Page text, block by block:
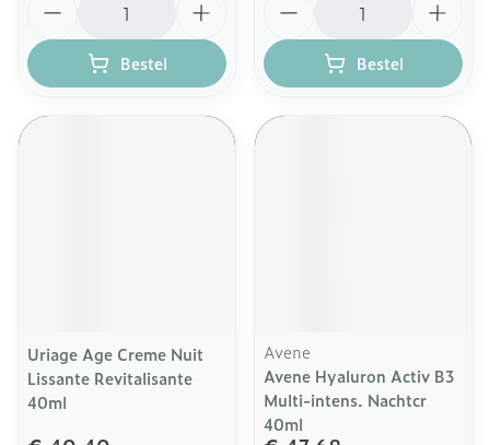
Bestel Bestel
Uriage Age Creme Nuit
Lissante Revitalisante
40ml
Avene
Avene Hyaluron Activ B3
Multi-intens. Nachtcr
40ml